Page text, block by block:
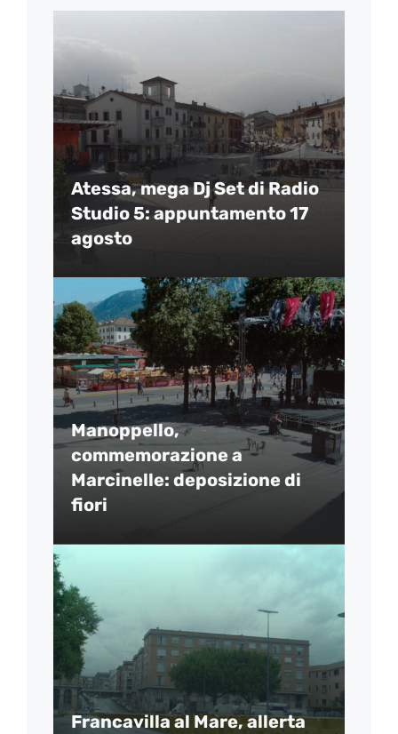
Atessa, mega Dj Set di Radio
Studio 5: appuntamento 17
agosto
Manoppello,
commemorazione a
Marcinelle: deposizione di
fiori
Francavilla al Mare, allerta